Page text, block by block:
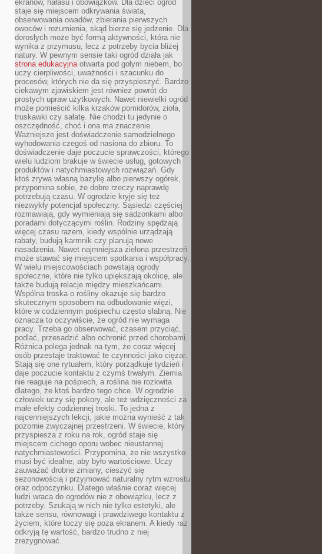
ekranów, hałasu i obowiązków. Dla dzieci ogród
staje się miejscem odkrywania świata,
obserwowania owadów, zbierania pierwszych
owoców i rozumienia, skąd bierze się jedzenie. Dla
dorosłych może być formą aktywności, która nie
wynika z przymusu, lecz z potrzeby bycia bliżej
natury. W pewnym sensie taki ogród działa jak
strona edukacyjnaotwarta pod gołym niebem, bo
uczy cierpliwości, uważności i szacunku do
procesów, których nie da się przyspieszyć. Bardzo
ciekawym zjawiskiem jest również powrót do
prostych upraw użytkowych. Nawet niewielki ogród
może pomieścić kilka krzaków pomidorów, zioła,
truskawki czy sałatę. Nie chodzi tu jedynie o
oszczędność, choć i ona ma znaczenie.
Ważniejsze jest doświadczenie samodzielnego
wyhodowania czegoś od nasiona do zbioru. To
doświadczenie daje poczucie sprawczości, którego
wielu ludziom brakuje w świecie usług, gotowych
produktów i natychmiastowych rozwiązań. Gdy
ktoś zrywa własną bazylię albo pierwszy ogórek,
przypomina sobie, że dobre rzeczy naprawdę
potrzebują czasu. W ogrodzie kryje się też
niezwykły potencjał społeczny. Sąsiedzi częściej
rozmawiają, gdy wymieniają się sadzonkami albo
poradami dotyczącymi roślin. Rodziny spędzają
więcej czasu razem, kiedy wspólnie urządzają
rabaty, budują karmnik czy planują nowe
nasadzenia. Nawet najmniejsza zielona przestrzeń
może stawać się miejscem spotkania i współpracy.
W wielu miejscowościach powstają ogrody
społeczne, które nie tylko upiększają okolicę, ale
także budują relacje między mieszkańcami.
Wspólna troska o rośliny okazuje się bardzo
skutecznym sposobem na odbudowanie więzi,
które w codziennym pośpiechu często słabną. Nie
oznacza to oczywiście, że ogród nie wymaga
pracy. Trzeba go obserwować, czasem przyciąć,
podlać, przesadzić albo ochronić przed chorobami.
Różnica polega jednak na tym, że coraz więcej
osób przestaje traktować te czynności jako ciężar.
Stają się one rytuałem, który porządkuje tydzień i
daje poczucie kontaktu z czymś trwałym. Ziemia
nie reaguje na pośpiech, a roślina nie rozkwita
dlatego, że ktoś bardzo tego chce. W ogrodzie
człowiek uczy się pokory, ale też wdzięczności za
małe efekty codziennej troski. To jedna z
najcenniejszych lekcji, jakie można wynieść z tak
pozornie zwyczajnej przestrzeni. W świecie, który
przyspiesza z roku na rok, ogród staje się
miejscem cichego oporu wobec nieustannej
natychmiastowości. Przypomina, że nie wszystko
musi być idealne, aby było wartościowe. Uczy
zauważać drobne zmiany, cieszyć się
sezonowością i przyjmować naturalny rytm wzrostu
oraz odpoczynku. Dlatego właśnie coraz więcej
ludzi wraca do ogrodów nie z obowiązku, lecz z
potrzeby. Szukają w nich nie tylko estetyki, ale
także sensu, równowagi i prawdziwego kontaktu z
życiem, które toczy się poza ekranem. A kiedy raz
odkryją tę wartość, bardzo trudno z niej
zrezygnować.